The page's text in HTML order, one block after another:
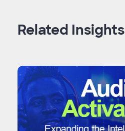
Related Insights